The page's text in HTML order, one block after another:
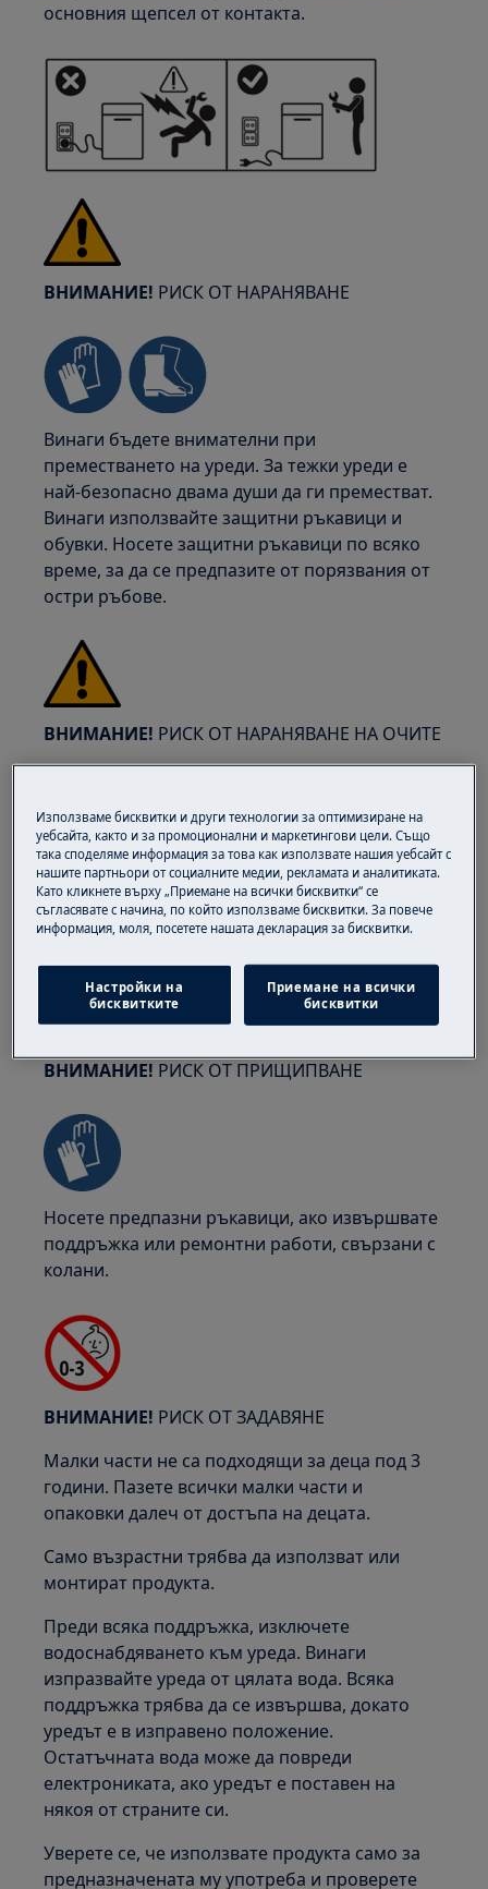
основния щепсел от контакта.
ВНИМАНИЕ! РИСК ОТ НАРАНЯВАНЕ
Винаги бъдете внимателни при
преместването на уреди. За тежки уреди е
най-безопасно двама души да ги преместват.
Винаги използвайте защитни ръкавици и
обувки. Носете защитни ръкавици по всяко
време, за да се предпазите от порязвания от
остри ръбове.
ВНИМАНИЕ! РИСК ОТ НАРАНЯВАНЕ НА ОЧИТЕ
Носете предпазни очила, ако извършвате
поддръжка или ремонтни работи, свързани с
пружини.
ВНИМАНИЕ! РИСК ОТ ПРИЩИПВАНЕ
Носете предпазни ръкавици, ако извършвате
поддръжка или ремонтни работи, свързани с
колани.
ВНИМАНИЕ! РИСК ОТ ЗАДАВЯНЕ
Малки части не са подходящи за деца под 3
години. Пазете всички малки части и
опаковки далеч от достъпа на децата.
Само възрастни трябва да използват или
монтират продукта.
Преди всяка поддръжка, изключете
водоснабдяването към уреда. Винаги
изпразвайте уреда от цялата вода. Всяка
поддръжка трябва да се извършва, докато
уредът е в изправено положение.
Остатъчната вода може да повреди
електрониката, ако уредът е поставен на
някоя от страните си.
Уверете се, че използвате продукта само за
предназначената му употреба и проверете
Използваме бисквитки и други технологии за оптимизиране на
уебсайта, както и за промоционални и маркетингови цели. Също
така споделяме информация за това как използвате нашия уебсайт с
нашите партньори от социалните медии, рекламата и аналитиката.
Като кликнете върху „Приемане на всички бисквитки“ се
съгласявате с начина, по който използваме бисквитки. За повече
информация, моля, посетете нашата декларация за бисквитки.
Настройки на
бисквитките
Приемане на всички
бисквитки